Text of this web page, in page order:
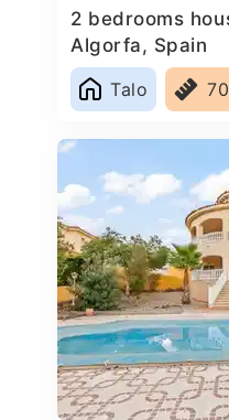
2 bedrooms
Algorfa, Spain
Talo